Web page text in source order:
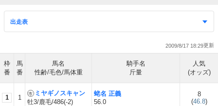
2009/8/17 18:29
枠
番
馬
番
馬名
性齢/毛色/馬体重
騎手名
斤量
人気
(オッズ)
1 1
ミヤギノスキャン
牡3/鹿毛/486(-2)
蛯名 正義
56.0
8
(46.8)